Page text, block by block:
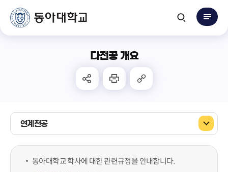
다전공 개요
연계전공
동아대학교 학사에 대한 관련규정을 안내합니다.